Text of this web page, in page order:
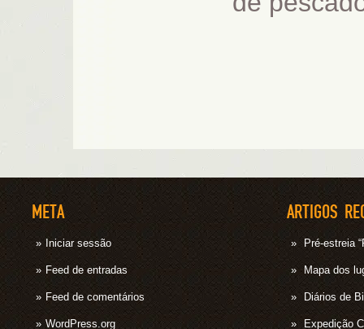
META
Iniciar sessão
Feed de entradas
Feed de comentários
WordPress.org
ARTIGOS
Pré-estreia
Mapa dos
Diários de
Expedição